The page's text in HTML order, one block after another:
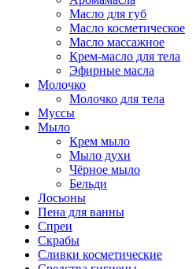
Масло для губ
Масло косметическое
Масло массажное
Крем-масло для тела
Эфирные масла
Молочко
Молочко для тела
Муссы
Мыло
Крем мыло
Мыло духи
Чёрное мыло
Бельди
Лосьоны
Пена для ванны
Спреи
Скрабы
Сливки косметические